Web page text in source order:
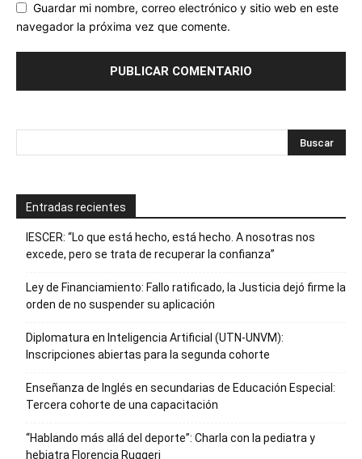
Guardar mi nombre, correo electrónico y sitio web en este
navegador la próxima vez que comente.
Entradas recientes
IESCER: “Lo que está hecho, está hecho. A nosotras nos
excede, pero se trata de recuperar la confianza”
Ley de Financiamiento: Fallo ratificado, la Justicia dejó firme la
orden de no suspender su aplicación
Diplomatura en Inteligencia Artificial (UTN-UNVM):
Inscripciones abiertas para la segunda cohorte
Enseñanza de Inglés en secundarias de Educación Especial:
Tercera cohorte de una capacitación
“Hablando más allá del deporte”: Charla con la pediatra y
hebiatra Florencia Ruggeri